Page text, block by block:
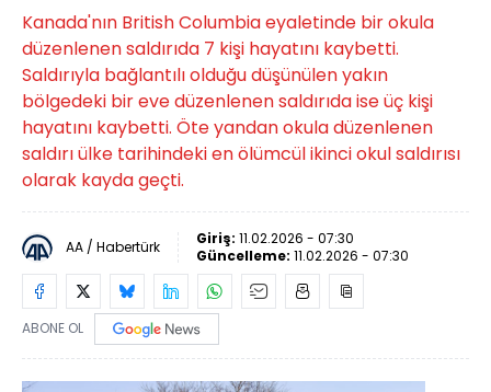
Kanada'nın British Columbia eyaletinde bir okula
düzenlenen saldırıda 7 kişi hayatını kaybetti.
Saldırıyla bağlantılı olduğu düşünülen yakın
bölgedeki bir eve düzenlenen saldırıda ise üç kişi
hayatını kaybetti. Öte yandan okula düzenlenen
saldırı ülke tarihindeki en ölümcül ikinci okul saldırısı
olarak kayda geçti.
AA / Habertürk Giriş: 11.02.2026 - 07:30
Güncelleme: 11.02.2026 - 07:30
ABONE OL